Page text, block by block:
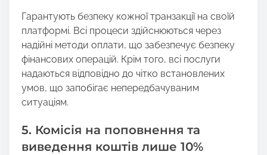
Гарантують безпеку кожної транзакції на своїй
платформі. Всі процеси здійснюються через
надійні методи оплати, що забезпечує безпеку
фінансових операцій. Крім того, всі послуги
надаються відповідно до чітко встановлених
умов, що запобігає непередбачуваним
ситуаціям.
5. Комісія на поповнення та
виведення коштів лише 10%